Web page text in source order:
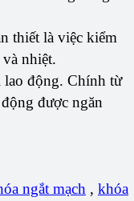
thiết là việc kiểm
nhiệt.
động. Chính từ
được ngăn
ngắt mạch , khóa